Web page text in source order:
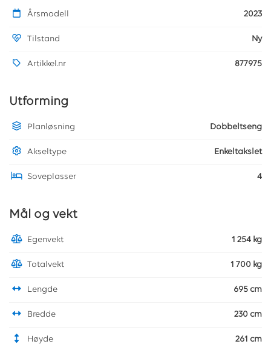
Årsmodell 2023
Tilstand Ny
Artikkel.nr 877975
Utforming
Planløsning Dobbeltseng
Akseltype Enkeltakslet
Soveplasser 4
Mål og vekt
Egenvekt 1 254 kg
Totalvekt 1 700 kg
Lengde 695 cm
Bredde 230 cm
Høyde 261 cm